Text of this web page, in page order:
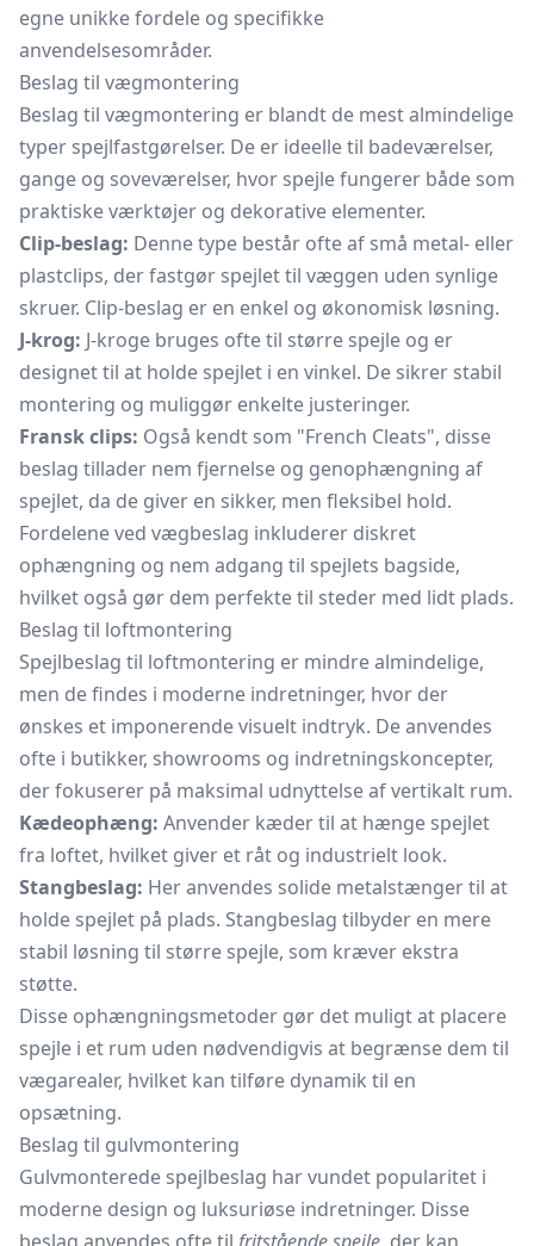
egne unikke fordele og specifikke
anvendelsesområder.
Beslag til vægmontering
Beslag til vægmontering er blandt de mest almindelige
typer spejlfastgørelser. De er ideelle til badeværelser,
gange og soveværelser, hvor spejle fungerer både som
praktiske værktøjer og dekorative elementer.
Clip-beslag: Denne type består ofte af små metal- eller
plastclips, der fastgør spejlet til væggen uden synlige
skruer. Clip-beslag er en enkel og økonomisk løsning.
J-krog: J-kroge bruges ofte til større spejle og er
designet til at holde spejlet i en vinkel. De sikrer stabil
montering og muliggør enkelte justeringer.
Fransk clips: Også kendt som "French Cleats", disse
beslag tillader nem fjernelse og genophængning af
spejlet, da de giver en sikker, men fleksibel hold.
Fordelene ved vægbeslag inkluderer diskret
ophængning og nem adgang til spejlets bagside,
hvilket også gør dem perfekte til steder med lidt plads.
Beslag til loftmontering
Spejlbeslag til loftmontering er mindre almindelige,
men de findes i moderne indretninger, hvor der
ønskes et imponerende visuelt indtryk. De anvendes
ofte i butikker, showrooms og indretningskoncepter,
der fokuserer på maksimal udnyttelse af vertikalt rum.
Kædeophæng: Anvender kæder til at hænge spejlet
fra loftet, hvilket giver et råt og industrielt look.
Stangbeslag: Her anvendes solide metalstænger til at
holde spejlet på plads. Stangbeslag tilbyder en mere
stabil løsning til større spejle, som kræver ekstra
støtte.
Disse ophængningsmetoder gør det muligt at placere
spejle i et rum uden nødvendigvis at begrænse dem til
vægarealer, hvilket kan tilføre dynamik til en
opsætning.
Beslag til gulvmontering
Gulvmonterede spejlbeslag har vundet popularitet i
moderne design og luksuriøse indretninger. Disse